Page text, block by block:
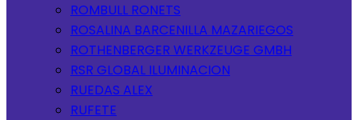
ROMBULL RONETS
ROSALINA BARCENILLA MAZARIEGOS
ROTHENBERGER WERKZEUGE GMBH
RSR GLOBAL ILUMINACION
RUEDAS ALEX
RUFETE